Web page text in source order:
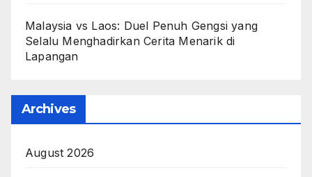
Malaysia vs Laos: Duel Penuh Gengsi yang
Selalu Menghadirkan Cerita Menarik di
Lapangan
Archives
August 2026